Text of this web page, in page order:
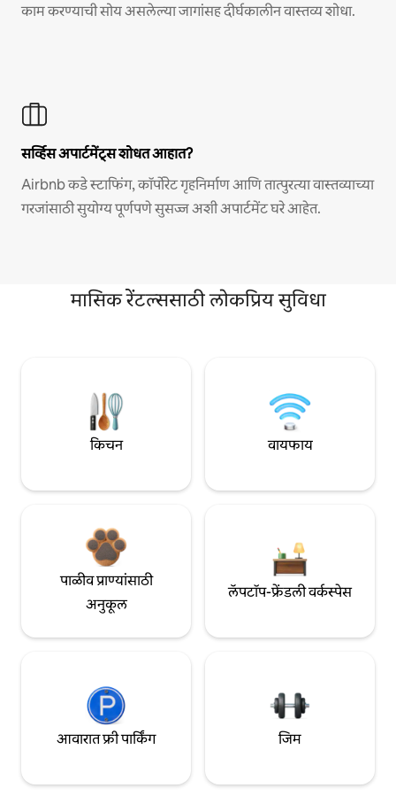
काम करण्याची सोय असलेल्या जागांसह दीर्घकालीन वास्तव्य शोधा.
सर्व्हिस अपार्टमेंट्स शोधत आहात?
Airbnb कडे स्टाफिंग, कॉर्पोरेट गृहनिर्माण आणि तात्पुरत्या वास्तव्याच्या
गरजांसाठी सुयोग्य पूर्णपणे सुसज्ज अशी अपार्टमेंट घरे आहेत.
मासिक रेंटल्ससाठी लोकप्रिय सुविधा
किचन वायफाय
पाळीव प्राण्यांसाठी
अनुकूल
लॅपटॉप-फ्रेंडली वर्कस्पेस
आवारात फ्री पार्किंग जिम